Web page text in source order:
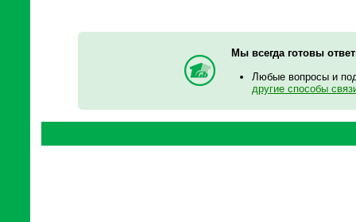
Мы всегда готовы
Любые вопросы и
другие способы